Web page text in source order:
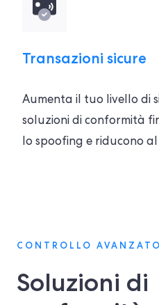
Transazioni sicure
Aumenta il tuo livello di
soluzioni di conformità
lo spoofing e riducono al
CONTROLLO
Soluzioni di